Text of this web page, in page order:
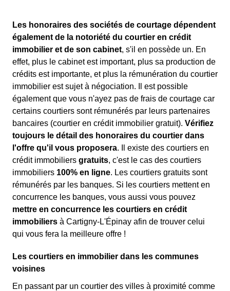
Les honoraires des sociétés de courtage dépendent
également de la notoriété du courtier en crédit
immobilier et de son cabinet, s'il en possède un. En
effet, plus le cabinet est important, plus sa production de
crédits est importante, et plus la rémunération du courtier
immobilier est sujet à négociation. Il est possible
également que vous n'ayez pas de frais de courtage car
certains courtiers sont rémunérés par leurs partenaires
bancaires (courtier en crédit immobilier gratuit). Vérifiez
toujours le détail des honoraires du courtier dans
l'offre qu'il vous proposera. Il existe des courtiers en
crédit immobiliers gratuits, c'est le cas des courtiers
immobiliers 100% en ligne. Les courtiers gratuits sont
rémunérés par les banques. Si les courtiers mettent en
concurrence les banques, vous aussi vous pouvez
mettre en concurrence les courtiers en crédit
immobiliers à Cartigny-L'Épinay afin de trouver celui
qui vous fera la meilleure offre !
Les courtiers en immobilier dans les communes
voisines
En passant par un courtier des villes à proximité comme